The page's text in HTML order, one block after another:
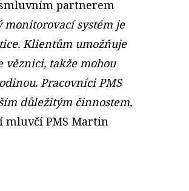
partnerem
systém je
Klientům umožňuje
věznici, takže mohou
Pracovníci PMS
důležitým činnostem,
mluvčí PMS Martin